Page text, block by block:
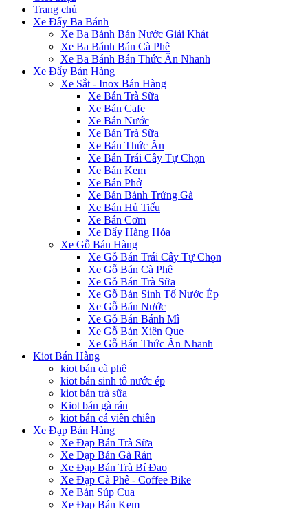
Trang chủ
Xe Đẩy Ba Bánh
Xe Ba Bánh Bán Nước Giải Khát
Xe Ba Bánh Bán Cà Phê
Xe Ba Bánh Bán Thức Ăn Nhanh
Xe Đẩy Bán Hàng
Xe Sắt - Inox Bán Hàng
Xe Bán Trà Sữa
Xe Bán Cafe
Xe Bán Nước
Xe Bán Trà Sữa
Xe Bán Thức Ăn
Xe Bán Trái Cây Tự Chọn
Xe Bán Kem
Xe Bán Phở
Xe Bán Bánh Trứng Gà
Xe Bán Hủ Tiếu
Xe Bán Cơm
Xe Đẩy Hàng Hóa
Xe Gỗ Bán Hàng
Xe Gỗ Bán Trái Cây Tự Chọn
Xe Gỗ Bán Cà Phê
Xe Gỗ Bán Trà Sữa
Xe Gỗ Bán Sinh Tố Nước Ép
Xe Gỗ Bán Nước
Xe Gỗ Bán Bánh Mì
Xe Gỗ Bán Xiên Que
Xe Gỗ Bán Thức Ăn Nhanh
Kiot Bán Hàng
kiot bán cà phê
kiot bán sinh tố nước ép
kiot bán trà sữa
Kiot bán gà rán
kiot bán cá viên chiên
Xe Đạp Bán Hàng
Xe Đạp Bán Trà Sữa
Xe Đạp Bán Gà Rán
Xe Đạp Bán Trà Bí Đao
Xe Đạp Cà Phê - Coffee Bike
Xe Bán Súp Cua
Xe Đạp Bán Kem